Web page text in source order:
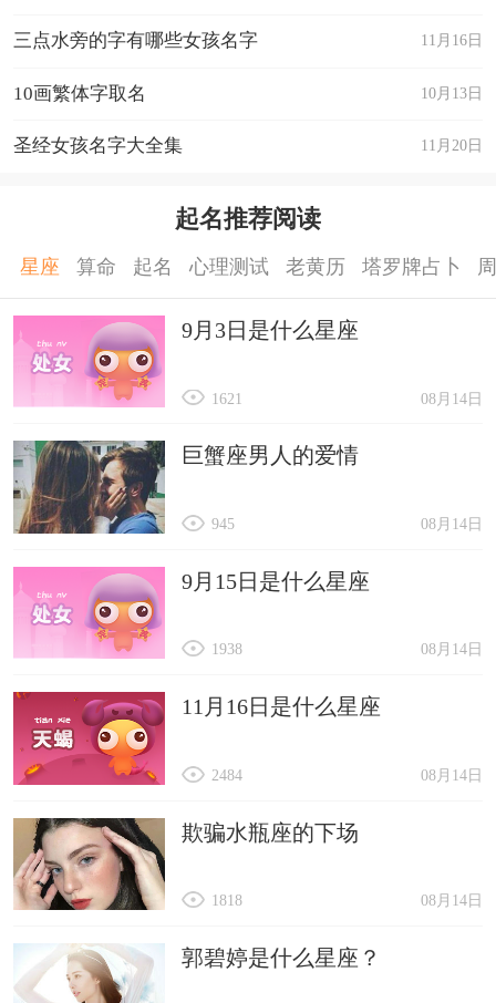
11月16日
三点水旁的字有哪些女孩名字
10月13日
10画繁体字取名
11月20日
圣经女孩名字大全集
起名推荐阅读
星座 算命 起名 心理测试 老黄历 塔罗牌占卜
9月3日是什么星座
08月14日
1621
巨蟹座男人的爱情
08月14日
945
9月15日是什么星座
08月14日
1938
11月16日是什么星座
08月14日
2484
欺骗水瓶座的下场
08月14日
1818
郭碧婷是什么星座？